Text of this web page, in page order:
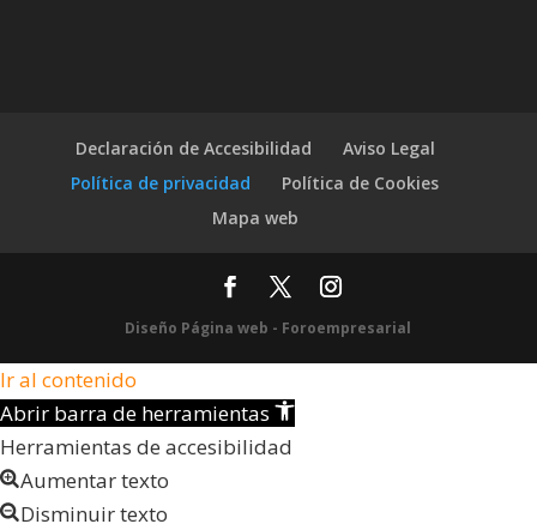
Declaración de Accesibilidad
Aviso Legal
Política de privacidad
Política de Cookies
Mapa web
Diseño Página web - Foroempresarial
Ir al contenido
Abrir barra de herramientas
Herramientas de accesibilidad
Aumentar texto
Disminuir texto